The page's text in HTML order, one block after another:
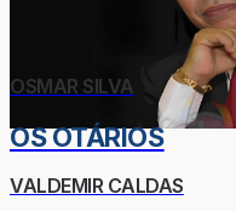
OSMAR SILVA
OS OTÁRIOS
VALDEMIR CALDAS